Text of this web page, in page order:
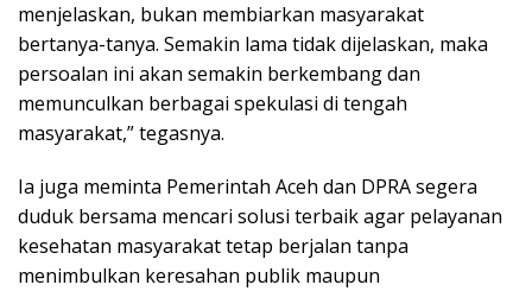
menjelaskan, bukan membiarkan masyarakat
bertanya-tanya. Semakin lama tidak dijelaskan, maka
persoalan ini akan semakin berkembang dan
memunculkan berbagai spekulasi di tengah
masyarakat,” tegasnya.
Ia juga meminta Pemerintah Aceh dan DPRA segera
duduk bersama mencari solusi terbaik agar pelayanan
kesehatan masyarakat tetap berjalan tanpa
menimbulkan keresahan publik maupun